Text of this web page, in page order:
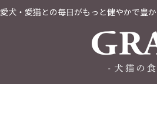
愛犬・愛猫との毎日がもっと健やかで豊